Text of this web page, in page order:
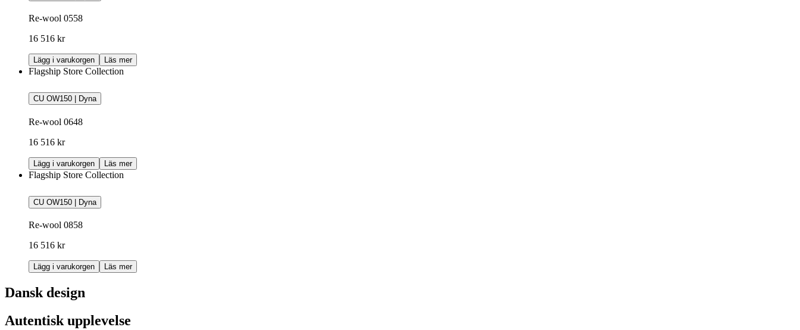
Re-wool 0558
16 516 kr
Lägg i varukorgen Läs mer
Flagship Store Collection
CU OW150 | Dyna
Re-wool 0648
16 516 kr
Lägg i varukorgen Läs mer
Flagship Store Collection
CU OW150 | Dyna
Re-wool 0858
16 516 kr
Lägg i varukorgen Läs mer
Dansk design
Autentisk upplevelse